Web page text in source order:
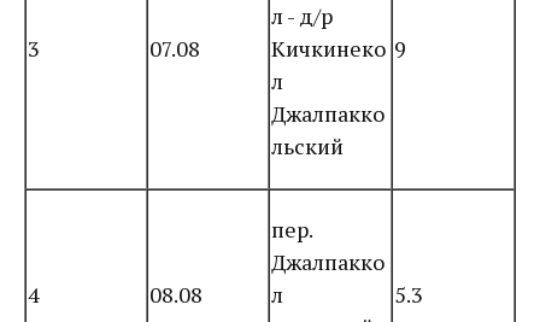
3 07.08
л - д/р
Кичкинеко
л
Джалпакко
льский
9
4 08.08
пер.
Джалпакко
л
5.3